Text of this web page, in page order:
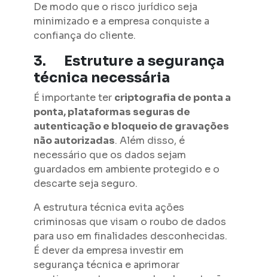
De modo que o risco jurídico seja
minimizado e a empresa conquiste a
confiança do cliente.
3.
Estruture a segurança
técnica necessária
É importante ter criptografia de ponta a
ponta, plataformas seguras de
autenticação e bloqueio de gravações
não autorizadas. Além disso, é
necessário que os dados sejam
guardados em ambiente protegido e o
descarte seja seguro.
A estrutura técnica evita ações
criminosas que visam o roubo de dados
para uso em finalidades desconhecidas.
É dever da empresa investir em
segurança técnica e aprimorar